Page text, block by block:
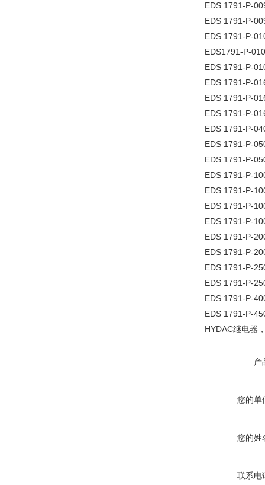
EDS 1791-P-
EDS 1791-P-
EDS 1791-P-
EDS1791-P-
EDS 1791-P-
EDS 1791-P-
EDS 1791-P-
EDS 1791-P-
EDS 1791-P-
EDS 1791-P-
EDS 1791-P-
EDS 1791-P-
EDS 1791-P-
EDS 1791-P-
EDS 1791-P-
EDS 1791-P-
EDS 1791-P-
EDS 1791-P-
EDS 1791-P-
EDS 1791-P-
EDS 1791-P-
HYDAC继电器
产
您的单
您的姓
联系电